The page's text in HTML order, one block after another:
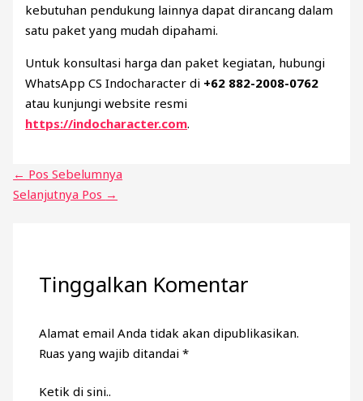
kebutuhan pendukung lainnya dapat dirancang dalam
satu paket yang mudah dipahami.
Untuk konsultasi harga dan paket kegiatan, hubungi
WhatsApp CS Indocharacter di +62 882-2008-0762
atau kunjungi website resmi
https://indocharacter.com.
← Pos Sebelumnya
Selanjutnya Pos →
Tinggalkan Komentar
Alamat email Anda tidak akan dipublikasikan.
Ruas yang wajib ditandai*
Ketik di sini..